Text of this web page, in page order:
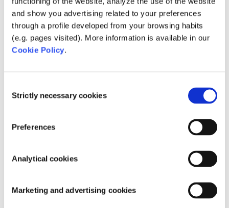
and show you advertising related to your preferences
through a profile developed from your browsing habits
(e.g. pages visited). More information is available in our
Cookie Policy.
Selection
Strictly necessary cookies
Preferences
Analytical cookies
Marketing and advertising cookies
met ons op via tel. (0)413 – 293918 of
sales@sibo.nl.
Invloed van het Coronavirus op zwembadgebruik
SIBO Fluidra opent waterpomp in Tanzania
Aquanale Köln 2019